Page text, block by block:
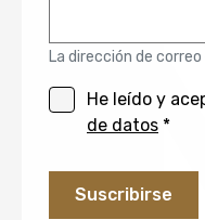
La dirección de
He leído y
de datos *